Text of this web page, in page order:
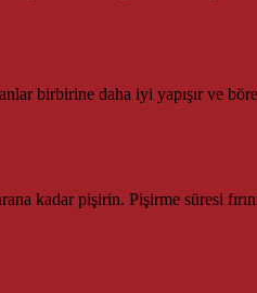
birbirine daha iyi yapışır ve
kadar pişirin. Pişirme süresi